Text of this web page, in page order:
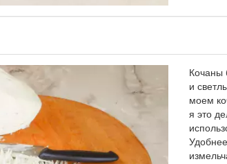
Кочаны
и
моем
я это